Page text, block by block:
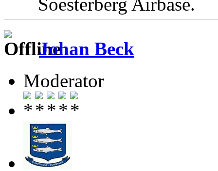
Johan Beck
Moderator